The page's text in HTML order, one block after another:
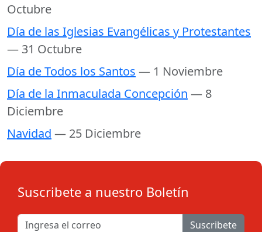
Octubre
Día de las Iglesias Evangélicas y Protestantes
— 31 Octubre
Día de Todos los Santos — 1 Noviembre
Día de la Inmaculada Concepción — 8
Diciembre
Navidad — 25 Diciembre
Suscribete a nuestro Boletín
Suscribete